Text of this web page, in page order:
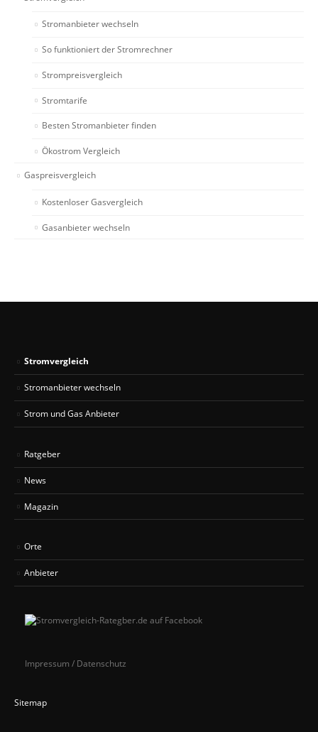
Stromanbieter wechseln
So funktioniert der Stromrechner
Strompreisvergleich
Stromtarife
Besten Stromanbieter finden
Ökostrom Vergleich
Gaspreisvergleich
Kostenloser Gasvergleich
Gasanbieter wechseln
Stromvergleich
Stromanbieter wechseln
Strom und Gas Anbieter
Ratgeber
News
Magazin
Orte
Anbieter
Impressum / Datenschutz
Sitemap